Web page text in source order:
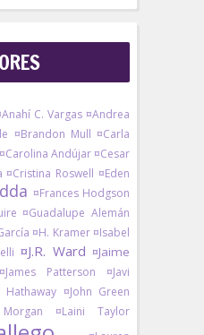
C. Vargas ¤Andrea
¤Brandon Mull ¤Carla
¤Carolina Andújar ¤Cesar
¤Cristina Roswell ¤Eden
¤Frances Hodgson
¤Guadalupe Alemán
¤H. Kramer ¤Isabel
¤J.R. Ward ¤Jaime
¤James Patterson
¤Javi
Hathaway ¤John Green
¤Laini Taylor